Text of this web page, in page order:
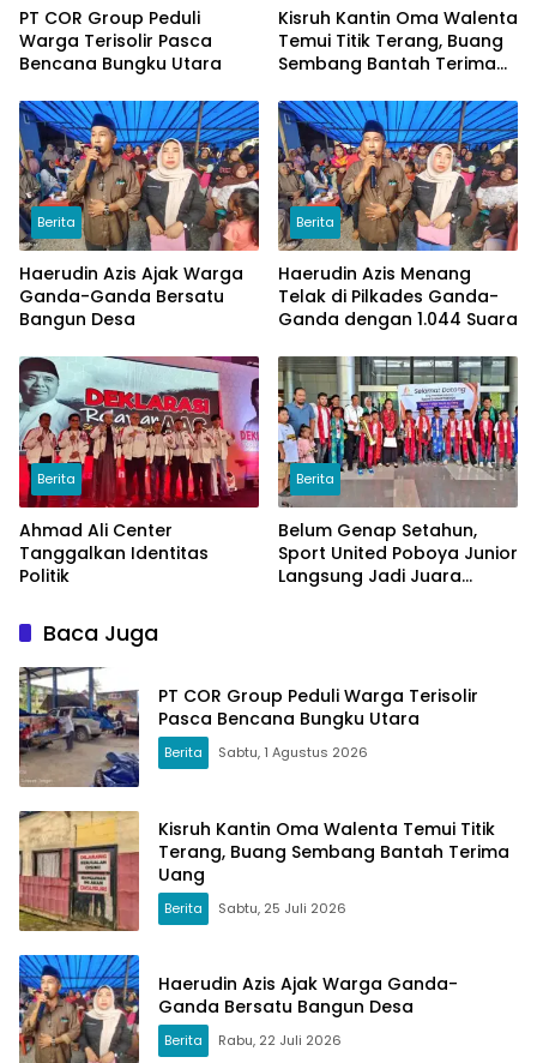
PT COR Group Peduli
Warga Terisolir Pasca
Bencana Bungku Utara
Kisruh Kantin Oma Walenta
Temui Titik Terang, Buang
Sembang Bantah Terima
Berita
Haerudin Azis Ajak Warga
Ganda-Ganda Bersatu
Bangun Desa
Berita
Haerudin Azis Menang
Telak di Pilkades Ganda-
Ganda dengan 1.044 Suara
Berita
Ahmad Ali Center
Tanggalkan Identitas
Politik
Berita
Belum Genap Setahun,
Sport United Poboya Junior
Langsung Jadi Juara
Baca Juga
PT COR Group Peduli Warga Terisolir
Pasca Bencana Bungku Utara
Berita Sabtu, 1 Agustus 2026
Kisruh Kantin Oma Walenta Temui Titik
Terang, Buang Sembang Bantah Terima
Uang
Berita Sabtu, 25 Juli 2026
Haerudin Azis Ajak Warga Ganda-
Ganda Bersatu Bangun Desa
Berita Rabu, 22 Juli 2026